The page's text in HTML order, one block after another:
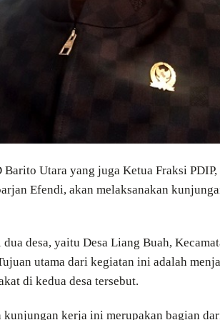
Utara yang juga Ketua Fraksi
Efendi, akan melaksanakan
desa, yaitu Desa Liang Buah,
utama dari kegiatan ini adalah
di kedua desa tersebut.
kerja ini merupakan bagian